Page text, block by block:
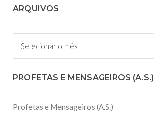
ARQUIVOS
Arquivos
PROFETAS E MENSAGEIROS (A.S.)
Profetas e Mensageiros (A.S.)